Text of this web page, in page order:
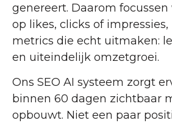
genereert. Daarom
op likes, clicks of
metrics die echt uitmaken:
en uiteindelijk omzetgroei.
Ons SEO AI systeem zorgt
binnen 60 dagen zichtbaar
opbouwt. Niet een paar